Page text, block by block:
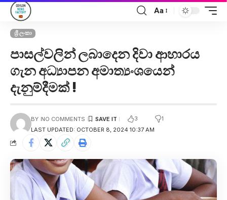
Aa
ශ්‍රී ලංකා
පාසල්වලින් ලබාදෙන දිවා ආහාරය
ගැන අධ්‍යාපන අමාත්‍යංශයෙන්
දැනුම්දීමක් !
LAST UPDATED: OCTOBER 8, 2024 10:37 AM
BY NO COMMENTS 3 1